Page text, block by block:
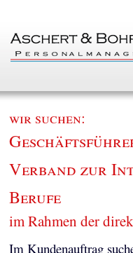
wir suchen:
Verband zur
Berufe
im Rahmen der
Im Kundenauftrag